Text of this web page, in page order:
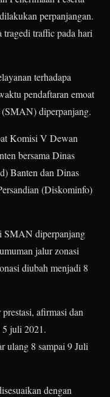
perpanjangan.
traffic pada hari
terhadapa
pendaftaran emoat
diperpanjang.
Komisi V Dewan
bersama Dinas
Banten dan Dinas
(Diskominfo)
SMAN diperpanjang
jalur zonasi
diubah menjadi 8
afirmasi dan
5 juli 2021.
ulang 8 sampai 9 Juli
dengan